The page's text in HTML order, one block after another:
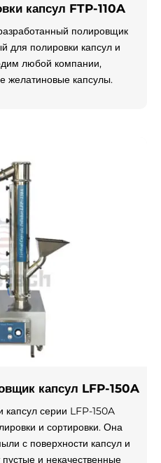
капсул FTP-110A
полировщик
для полировки капсул и
любой компании,
желатиновые капсулы.
капсул LFP-150A
серии LFP-150A
и сортировки. Она
с поверхности капсул и
и некачественные